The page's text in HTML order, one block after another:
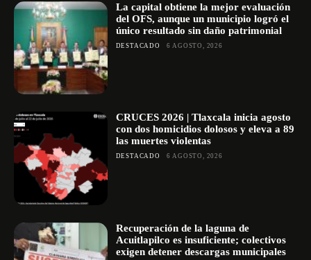
La capital obtiene la mejor evaluación
del OFS, aunque un municipio logró el
único resultado sin daño patrimonial
DESTACADO 6 AGOSTO, 2026
CRUCES 2026 | Tlaxcala inicia agosto
con dos homicidios dolosos y eleva a 89
las muertes violentas
DESTACADO 6 AGOSTO, 2026
Recuperación de la laguna de
Acuitlapilco es insuficiente; colectivos
exigen detener descargas municipales